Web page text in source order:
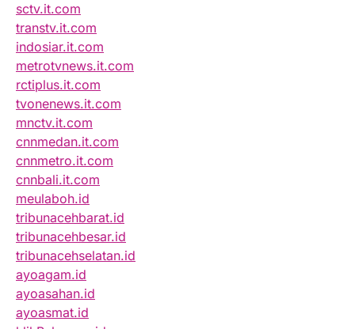
sctv.it.com
transtv.it.com
indosiar.it.com
metrotvnews.it.com
rctiplus.it.com
tvonenews.it.com
mnctv.it.com
cnnmedan.it.com
cnnmetro.it.com
cnnbali.it.com
meulaboh.id
tribunacehbarat.id
tribunacehbesar.id
tribunacehselatan.id
ayoagam.id
ayoasahan.id
ayoasmat.id